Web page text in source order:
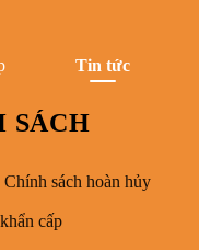
Tin tức
SÁCH
sách hoàn hủy
cấp